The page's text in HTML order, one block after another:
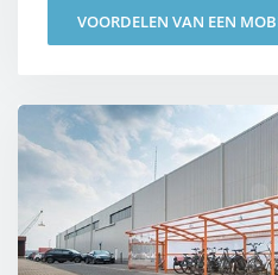
VOORDELEN VAN EEN